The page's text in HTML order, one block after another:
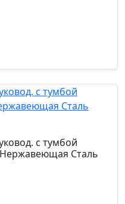
с тумбой
Нержавеющая Сталь